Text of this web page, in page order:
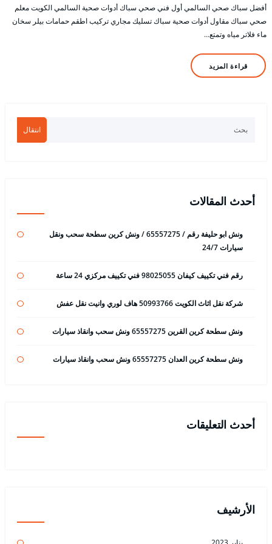
أفضل سباك صحي السالمي أول فني صحي سباك أدوات صحية السالمي الكويت معلم
صحي سباك مقاول أدوات صحية سباك تسليك مجاري تركيب اطقم حمامات بيلر سخان
ماء فلاتر مياه وتمتع…
قراءة المزيد
انتقال
أحدث المقالات
ونش ابو حليفة رقم / 65557275 / ونش كرين سطحة سحب ونقل
سيارات 24/7
رقم فني تكييف كيفان 98025055 فني تكييف مركزي 24 ساعة
شركة نقل اثاث الكويت 50993766 هاف لوري وانيت نقل عفش
ونش سطحة كرين القرين 65557275 ونش سحب وانقاذ سيارات
ونش سطحة كرين العدان 65557275 ونش سحب وانقاذ سيارات
أحدث التعليقات
الأرشيف